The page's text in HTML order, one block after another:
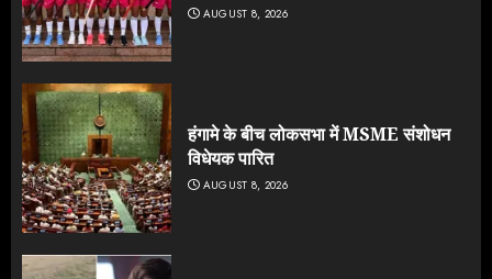
AUGUST 8, 2026
हंगामे के बीच लोकसभा में MSME संशोधन
विधेयक पारित
AUGUST 8, 2026